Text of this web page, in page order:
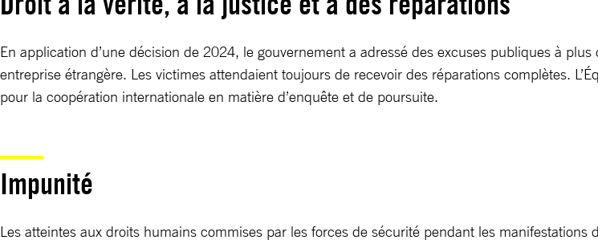
En application d’une décision de 2024, le gouvernement a adressé des excuses publiques à
entreprise étrangère. Les victimes attendaient toujours de recevoir des réparations complètes.
pour la coopération internationale en matière d’enquête et de poursuite.
Impunité
Les atteintes aux droits humains commises par les forces de sécurité pendant les